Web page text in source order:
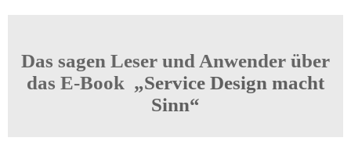
Das sagen Leser und Anwender über
das E-Book „Service Design macht
Sinn“